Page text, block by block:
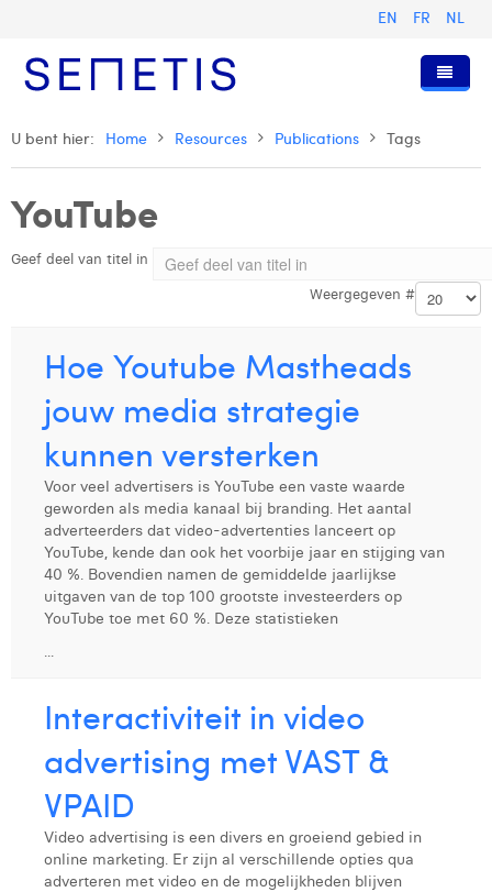
EN FR NL
Home
Diensten
Digital Advertising
Digital Business Intelligence
Trainingen
Wie zijn wij
Onze Geschiedenis
Anouk Allegaert
Arthur Collard
Camille Servais
Charlie Deschamps
Dhan Claes
Diane Tremouroux
Edouard Polet
Elio Civalleri
Eliott Pousset
Floriane Defacqz
Glenn Vanderlinden
Hanne Van Loock
Janne Beke
Onze Waarden
Omnicom Media Group
Certificeringen
Pers & Publicaties
Presentaties en Cases
Persberichten
Vacatures
Strategy Director
Digital Business Analyst
Digital Business Consultant NL
Digital Business Intern
Contact
U bent hier: Home Resources Publications Tags
YouTube
Geef deel van titel in
Weergegeven #
Hoe Youtube Mastheads
jouw media strategie
kunnen versterken
Voor veel advertisers is YouTube een vaste waarde
geworden als media kanaal bij branding. Het aantal
adverteerders dat video-advertenties lanceert op
YouTube, kende dan ook het voorbije jaar en stijging van
40 %. Bovendien namen de gemiddelde jaarlijkse
uitgaven van de top 100 grootste investeerders op
YouTube toe met 60 %. Deze statistieken
...
Interactiviteit in video
advertising met VAST &
VPAID
Video advertising is een divers en groeiend gebied in
online marketing. Er zijn al verschillende opties qua
adverteren met video en de mogelijkheden blijven